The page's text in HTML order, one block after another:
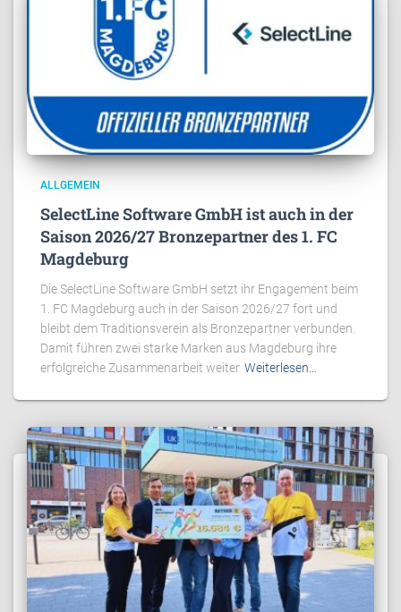
ALLGEMEIN
SelectLine Software GmbH ist auch in der
Saison 2026/27 Bronzepartner des 1. FC
Magdeburg
Die SelectLine Software GmbH setzt ihr Engagement beim
1. FC Magdeburg auch in der Saison 2026/27 fort und
bleibt dem Traditionsverein als Bronzepartner verbunden.
Damit führen zwei starke Marken aus Magdeburg ihre
erfolgreiche Zusammenarbeit weiter Weiterlesen…